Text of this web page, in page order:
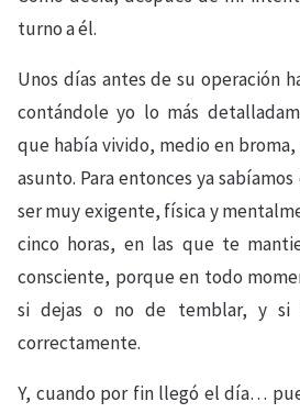
turno a él.
Unos días antes de su operación
contándole yo lo más
que había vivido, medio en
asunto. Para entonces ya
ser muy exigente, física y
cinco horas, en las que te
consciente, porque en todo
si dejas o no de temblar, y si
correctamente.
Y, cuando por fin llegó el día…